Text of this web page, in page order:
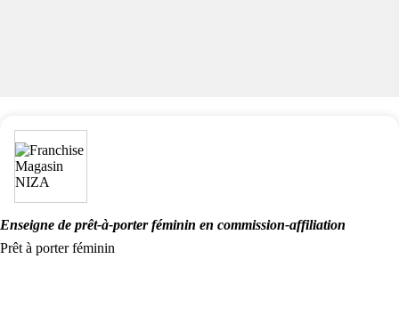
Enseigne de prêt-à-porter féminin en commission-affiliation
Prêt à porter féminin